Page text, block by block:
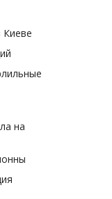
Киеве
на